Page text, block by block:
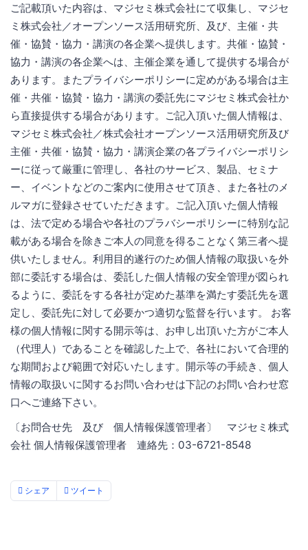
ご記載頂いた内容は、マジセミ株式会社にて収集し、マジセ
ミ株式会社／オープンソース活用研究所、及び、主催・共
催・協賛・協力・講演の各企業へ提供します。共催・協賛・
協力・講演の各企業へは、主催企業を通して提供する場合が
あります。またプライバシーポリシーに定めがある場合は主
催・共催・協賛・協力・講演の委託先にマジセミ株式会社か
ら直接提供する場合があります。ご記入頂いた個人情報は、
マジセミ株式会社／株式会社オープンソース活用研究所及び
主催・共催・協賛・協力・講演企業の各プライバシーポリシ
ーに従って厳重に管理し、各社のサービス、製品、セミナ
ー、イベントなどのご案内に使用させて頂き、また各社のメ
ルマガに登録させていただきます。ご記入頂いた個人情報
は、法で定める場合や各社のプラバシーポリシーに特別な記
載がある場合を除きご本人の同意を得ることなく第三者へ提
供いたしません。利用目的遂行のため個人情報の取扱いを外
部に委託する場合は、委託した個人情報の安全管理が図られ
るように、委託をする各社が定めた基準を満たす委託先を選
定し、委託先に対して必要かつ適切な監督を行います。 お客
様の個人情報に関する開示等は、お申し出頂いた方がご本人
（代理人）であることを確認した上で、各社において合理的
な期間および範囲で対応いたします。開示等の手続き、個人
情報の取扱いに関するお問い合わせは下記のお問い合わせ窓
口へご連絡下さい。
〔お問合せ先 及び 個人情報保護管理者〕 マジセミ株式
会社 個人情報保護管理者 連絡先：03-6721-8548
シェア ツイート